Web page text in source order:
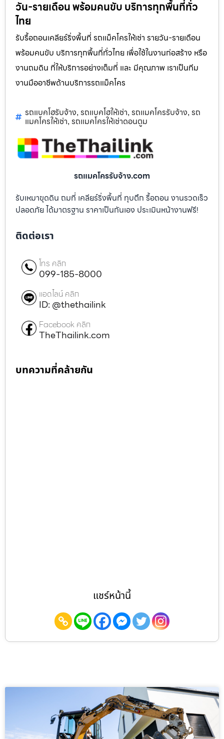
วัน-รายเดือน พร้อมคนขับ บริการทุกพื้นที่ทั่ว
ไทย
รับรื้อถอนเคลียร์ริ่งพื้นที่ รถแม็คโครให้เช่า รายวัน-รายเดือน
พร้อมคนขับ บริการทุกพื้นที่ทั่วไทย เพื่อใช้ในงานก่อสร้าง หรือ
งานถมดิน ที่ให้บริการอย่างเต็มที่ และ มีคุณภาพ เราเป็นทีม
งานมืออาชีพด้านบริการรถแม็คโคร
รถแบคโฮรับจ้าง, รถแบคโฮให้เช่า, รถแมคโครรับจ้าง, รถ
แมคโครให้เช่า, รถแมคโครให้เช่าดอนตูม
รถแมคโครรับจ้าง.com
รับเหมาขุดดิน ถมที่ เคลียร์ริ่งพื้นที่ ทุบตึก รื้อถอน งานรวดเร็ว
ปลอดภัย ได้มาตรฐาน ราคาเป็นกันเอง ประเมินหน้างานฟรี!
ติดต่อเรา
โทร คลิก
099-185-8000
แอดไลน์ คลิก
ID: @thethailink
Facebook คลิก
TheThailink.com
บทความที่คล้ายกัน
แชร์หน้านี้